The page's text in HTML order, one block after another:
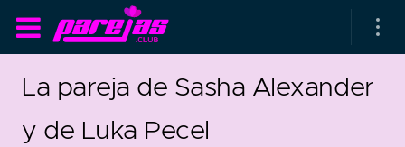
La pareja de Sasha Alexander
y de Luka Pecel